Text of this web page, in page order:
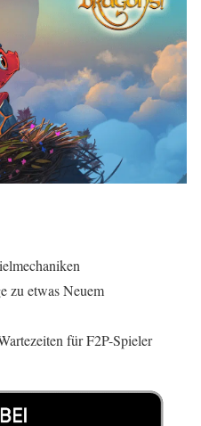
zu etwas Neuem
für F2P-Spieler